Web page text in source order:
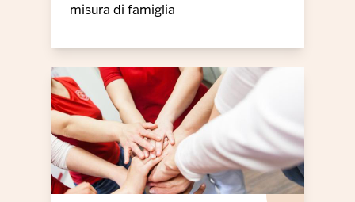
misura di famiglia